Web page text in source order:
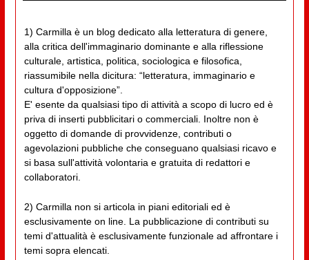
1) Carmilla è un blog dedicato alla letteratura di genere,
alla critica dell'immaginario dominante e alla riflessione
culturale, artistica, politica, sociologica e filosofica,
riassumibile nella dicitura: “letteratura, immaginario e
cultura d'opposizione”.
E' esente da qualsiasi tipo di attività a scopo di lucro ed è
priva di inserti pubblicitari o commerciali. Inoltre non è
oggetto di domande di provvidenze, contributi o
agevolazioni pubbliche che conseguano qualsiasi ricavo e
si basa sull'attività volontaria e gratuita di redattori e
collaboratori.
2) Carmilla non si articola in piani editoriali ed è
esclusivamente on line. La pubblicazione di contributi su
temi d'attualità è esclusivamente funzionale ad affrontare i
temi sopra elencati.